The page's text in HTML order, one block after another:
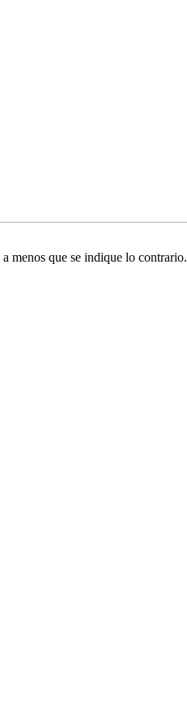
a menos que se indique lo contrario.